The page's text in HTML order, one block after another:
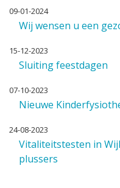
09-01-2024
Wij wensen u een
15-12-2023
Sluiting feestdagen
07-10-2023
Nieuwe
24-08-2023
Vitaliteitstesten in
plussers